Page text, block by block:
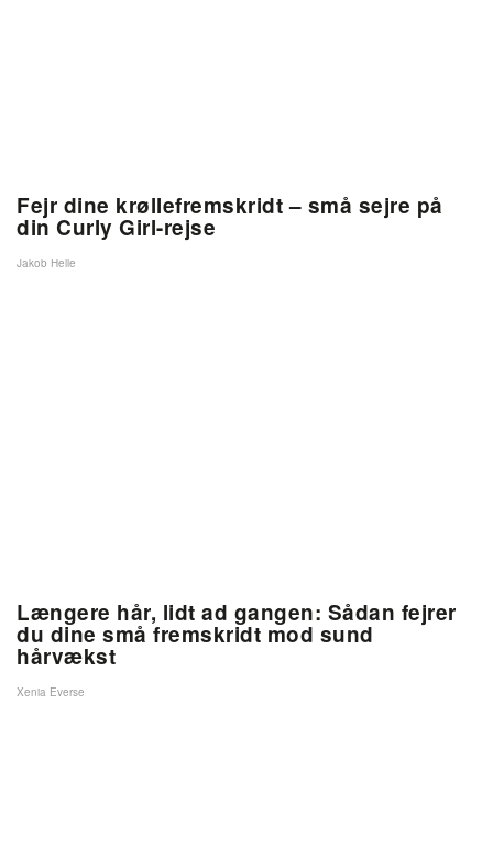
Fejr dine krøllefremskridt – små sejre på
din Curly Girl-rejse
Jakob Helle
Længere hår, lidt ad gangen: Sådan fejrer
du dine små fremskridt mod sund
hårvækst
Xenia Everse